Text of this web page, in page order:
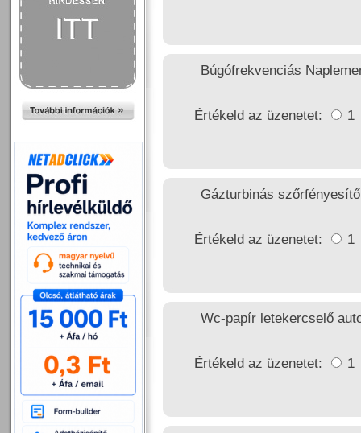
Búgófrekvenciás
Értékeld az üzenetet: 1
Gázturbinás
Értékeld az üzenetet: 1
Wc-papír letekercselő
Értékeld az üzenetet: 1